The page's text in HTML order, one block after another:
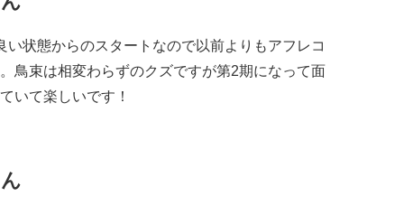
状態からのスタートなので以前よりもアフレコ
鳥束は相変わらずのクズですが第2期になって面
いて楽しいです！